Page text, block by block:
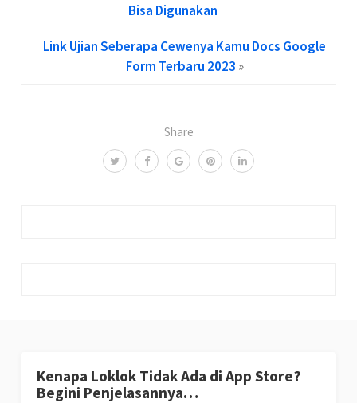
Share
Bisa Digunakan
Link Ujian Seberapa Cewenya Kamu Docs Google
Form Terbaru 2023 »
Kenapa Loklok Tidak Ada di App Store?
Begini Penjelasannya…